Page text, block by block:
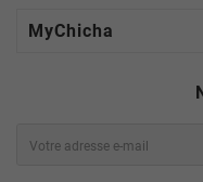
MyChicha